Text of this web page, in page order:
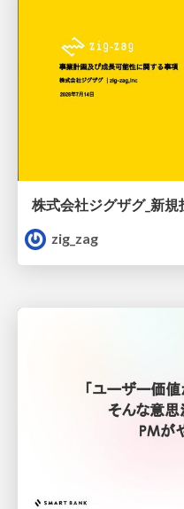
株式会社ジグザグ_新規
zig_zag